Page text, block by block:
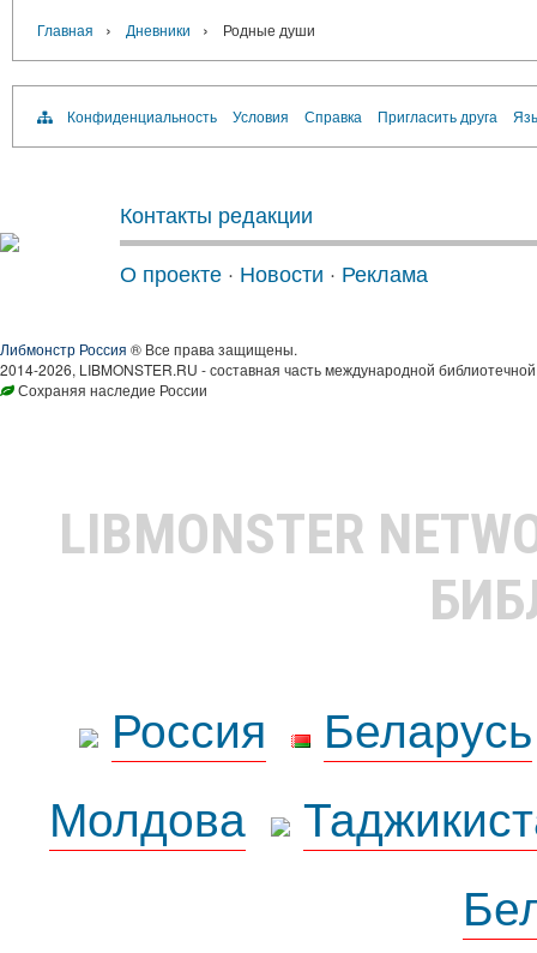
Главная › Дневники › Родные души
Конфиденциальность Условия Справка Пригласить друга
Контакты редакции
О проекте · Новости · Реклама
Либмонстр Россия ® Все права защищены.
2014-2026, LIBMONSTER.RU - составная часть международной
Сохраняя наследие России
LIBMONSTER
Россия
Беларусь
Молдова